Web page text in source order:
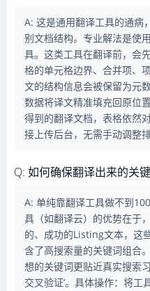
A: 这是通用翻译工具的通病
别文档结构。专业解法是使
具。这类工具在翻译前，会
格的单元格边界、合并项、
文的结构信息会被保留为元
数据将译文精准填充回原位
得到的翻译文档，表格依然
接上传后台，无需手动调整
Q: 如何确保翻译出来的关
A: 单纯靠翻译工具做不到
具（如翻译云）的优势在于
的、成功的Listing文本，这
含了高搜索量的关键词组合
想的关键词更贴近真实搜索
交叉验证’。具体操作：将